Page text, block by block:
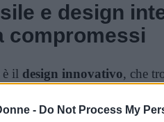
- Do Not Process My
e design
compromessi
il design innovativo, che
dei tessuti. Materiali
oggi di eliminare